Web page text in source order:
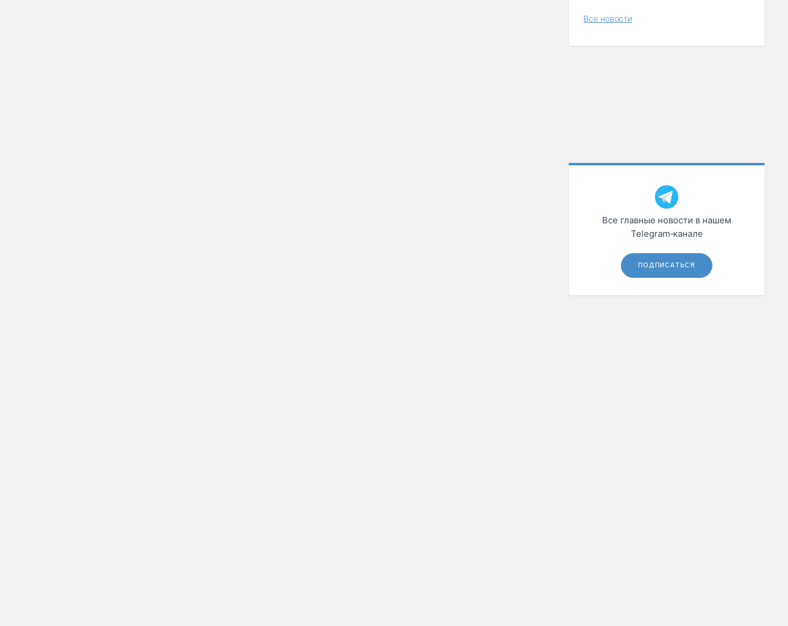
Все новости
Все главные новости в нашем
Telegram‑канале
ПОДПИСАТЬСЯ